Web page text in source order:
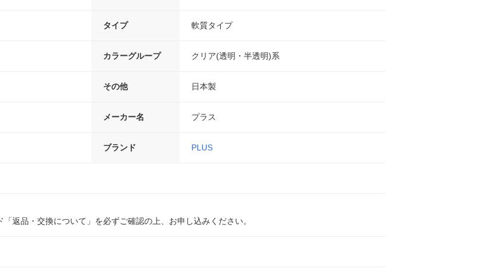
タイプ 軟質タイプ
カラーグループ クリア(透明・半透明)系
その他 日本製
メーカー名 プラス
ブランド PLUS
返品・交換について」を必ずご確認の上、お申し込みください。